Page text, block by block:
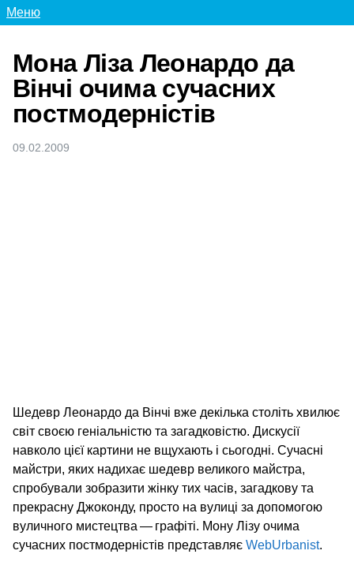
Меню
Мона Ліза Леонардо да
Вінчі очима сучасних
постмодерністів
09.02.2009
Шедевр Леонардо да Вінчі вже декілька століть хвилює
світ своєю геніальністю та загадковістю. Дискусії
навколо цієї картини не вщухають і сьогодні. Сучасні
майстри, яких надихає шедевр великого майстра,
спробували зобразити жінку тих часів, загадкову та
прекрасну Джоконду, просто на вулиці за допомогою
вуличного мистецтва — графіті. Мону Лізу очима
сучасних постмодерністів представляє WebUrbanist.